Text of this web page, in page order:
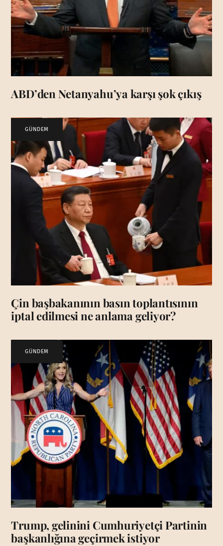
ABD’den Netanyahu’ya karşı şok çıkış
GÜNDEM
Çin başbakanının basın toplantısının
iptal edilmesi ne anlama geliyor?
GÜNDEM
Trump, gelinini Cumhuriyetçi Partinin
başkanlığına geçirmek istiyor